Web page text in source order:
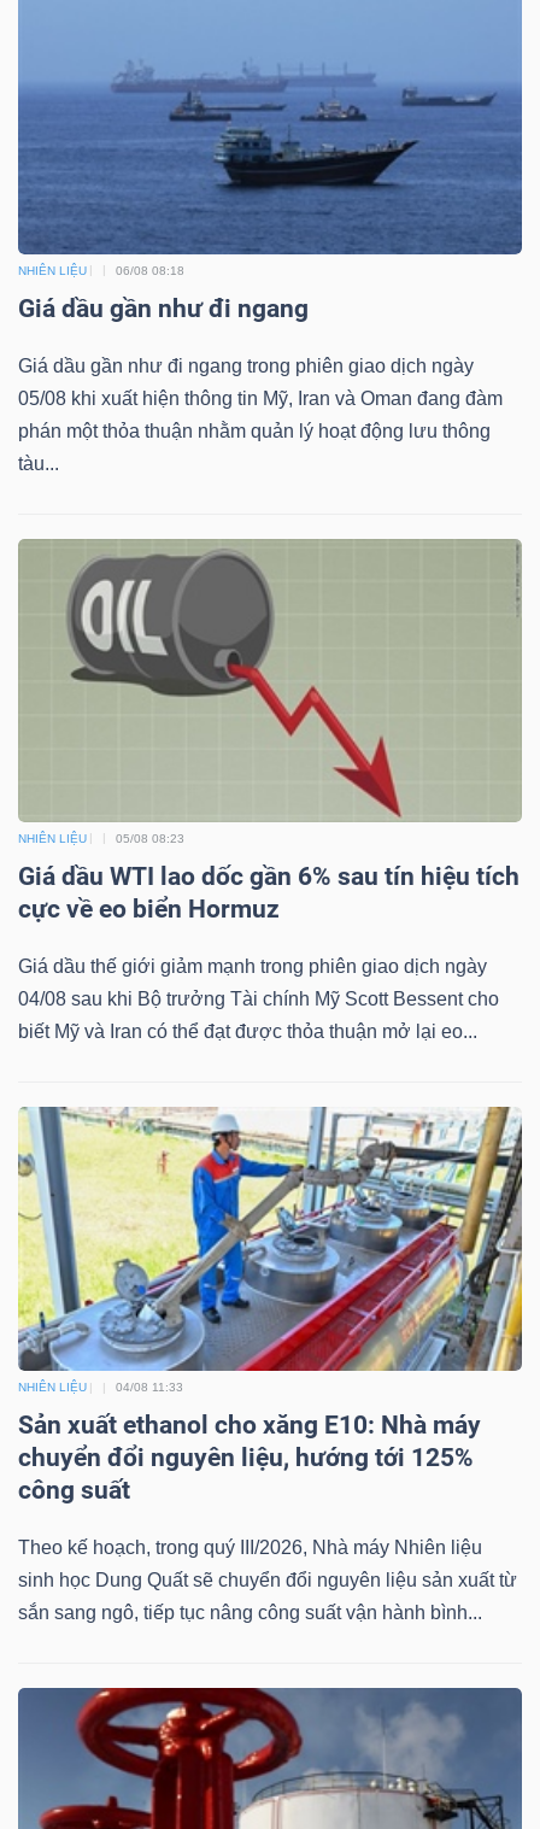
NHIÊN LIỆU 06/08 08:18
Giá dầu gần như đi ngang
Giá dầu gần như đi ngang trong phiên giao dịch ngày
05/08 khi xuất hiện thông tin Mỹ, Iran và Oman đang đàm
phán một thỏa thuận nhằm quản lý hoạt động lưu thông
tàu...
NHIÊN LIỆU 05/08 08:23
Giá dầu WTI lao dốc gần 6% sau tín hiệu tích
cực về eo biển Hormuz
Giá dầu thế giới giảm mạnh trong phiên giao dịch ngày
04/08 sau khi Bộ trưởng Tài chính Mỹ Scott Bessent cho
biết Mỹ và Iran có thể đạt được thỏa thuận mở lại eo...
NHIÊN LIỆU 04/08 11:33
Sản xuất ethanol cho xăng E10: Nhà máy
chuyển đổi nguyên liệu, hướng tới 125%
công suất
Theo kế hoạch, trong quý III/2026, Nhà máy Nhiên liệu
sinh học Dung Quất sẽ chuyển đổi nguyên liệu sản xuất từ
sắn sang ngô, tiếp tục nâng công suất vận hành bình...
THÔNG
DỊCH
VỤ
THÔNG
Mã
chứng
khoán
Tất cả Cổ phiếu Chỉ số Chứng chỉ quỹ Chứng
(-)
Tất cả Người nội bộ Người liên quan Cổ đông lớn
Tin
tức
(-)
Bài
viết
của
tác
(-)
phân